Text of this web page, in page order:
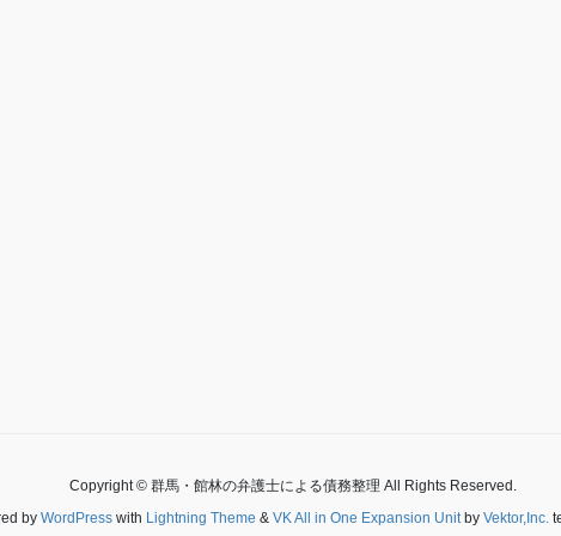
Copyright © 群馬・館林の弁護士による債務整理 All Rights Reserved.
by WordPress with Lightning Theme & VK All in One Expansion Unit by Vektor,Inc.